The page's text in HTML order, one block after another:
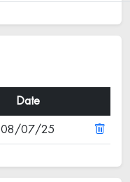
Date
08/07/25